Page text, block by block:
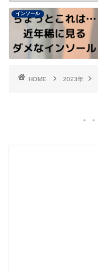
インソール
HOME 2023年